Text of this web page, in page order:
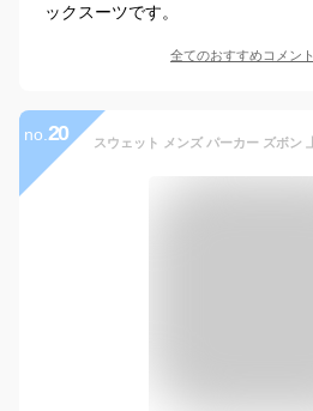
ックスーツです。
全てのおすすめコメント
no. 20